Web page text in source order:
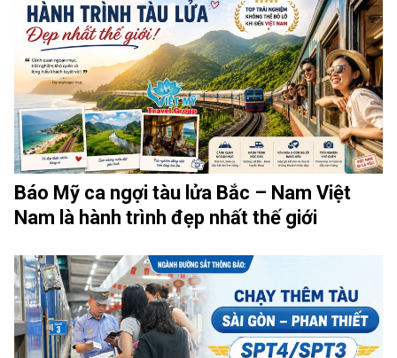
Báo Mỹ ca ngợi tàu lửa Bắc – Nam Việt
Nam là hành trình đẹp nhất thế giới